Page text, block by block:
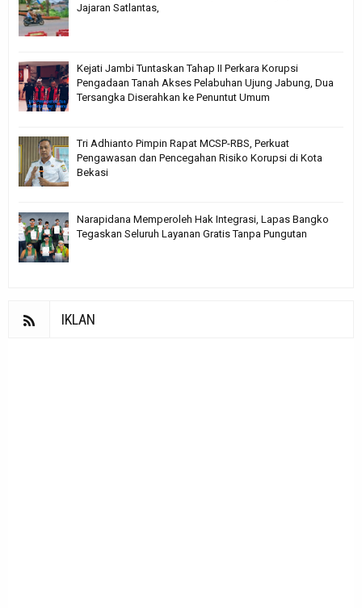
Jajaran Satlantas,
Kejati Jambi Tuntaskan Tahap II Perkara Korupsi
Pengadaan Tanah Akses Pelabuhan Ujung Jabung, Dua
Tersangka Diserahkan ke Penuntut Umum
Tri Adhianto Pimpin Rapat MCSP-RBS, Perkuat
Pengawasan dan Pencegahan Risiko Korupsi di Kota
Bekasi
Narapidana Memperoleh Hak Integrasi, Lapas Bangko
Tegaskan Seluruh Layanan Gratis Tanpa Pungutan
IKLAN